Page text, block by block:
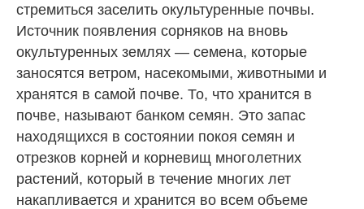
стремиться заселить окультуренные почвы.
Источник появления сорняков на вновь
окультуренных землях — семена, которые
заносятся ветром, насекомыми, животными и
хранятся в самой почве. То, что хранится в
почве, называют банком семян. Это запас
находящихся в состоянии покоя семян и
отрезков корней и корневищ многолетних
растений, который в течение многих лет
накапливается и хранится во всем объеме